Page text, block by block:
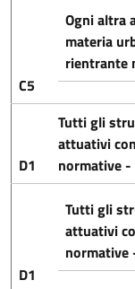
C5
Ogni altra
materia
rientrante
D1
Tutti gli
attuativi
normative
D1
Tutti gli
attuativi
normative